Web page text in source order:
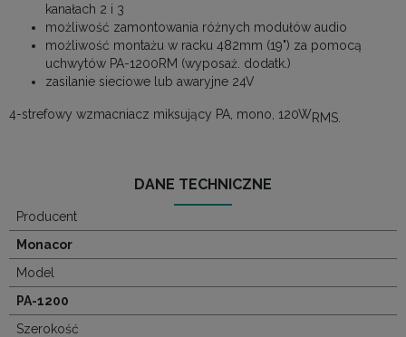
kanałach 2 i 3
możliwość zamontowania różnych modułów audio
możliwość montażu w racku 482mm (19") za pomocą
uchwytów PA-1200RM (wyposaż. dodatk.)
zasilanie sieciowe lub awaryjne 24V
4-strefowy wzmacniacz miksujący PA, mono, 120WRMS.
DANE TECHNICZNE
Producent
Monacor
Model
PA-1200
Szerokość